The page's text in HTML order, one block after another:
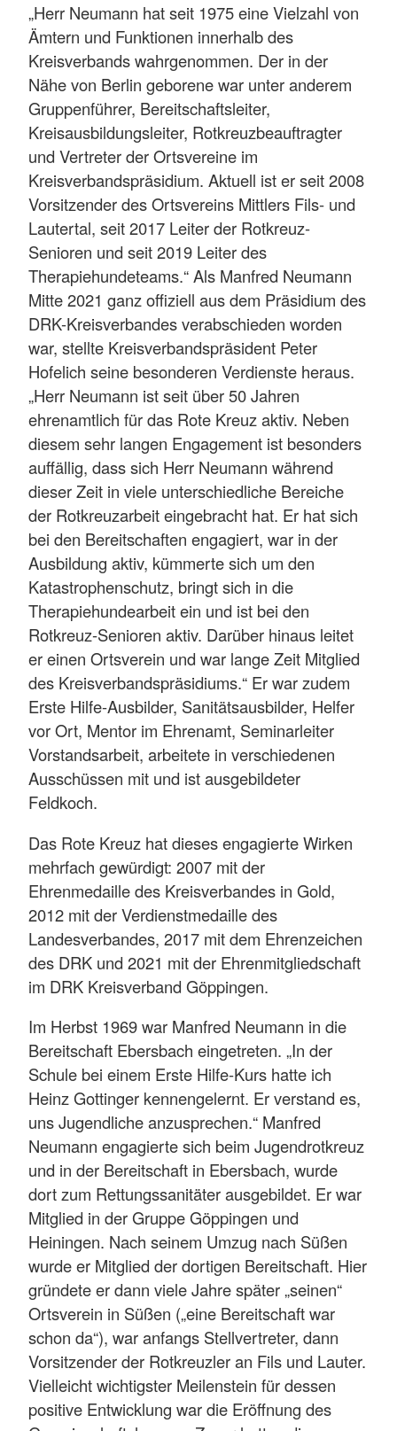
„Herr Neumann hat seit 1975 eine Vielzahl von
Ämtern und Funktionen innerhalb des
Kreisverbands wahrgenommen. Der in der
Nähe von Berlin geborene war unter anderem
Gruppenführer, Bereitschaftsleiter,
Kreisausbildungsleiter, Rotkreuzbeauftragter
und Vertreter der Ortsvereine im
Kreisverbandspräsidium. Aktuell ist er seit 2008
Vorsitzender des Ortsvereins Mittlers Fils- und
Lautertal, seit 2017 Leiter der Rotkreuz-
Senioren und seit 2019 Leiter des
Therapiehundeteams.“ Als Manfred Neumann
Mitte 2021 ganz offiziell aus dem Präsidium des
DRK-Kreisverbandes verabschieden worden
war, stellte Kreisverbandspräsident Peter
Hofelich seine besonderen Verdienste heraus.
„Herr Neumann ist seit über 50 Jahren
ehrenamtlich für das Rote Kreuz aktiv. Neben
diesem sehr langen Engagement ist besonders
auffällig, dass sich Herr Neumann während
dieser Zeit in viele unterschiedliche Bereiche
der Rotkreuzarbeit eingebracht hat. Er hat sich
bei den Bereitschaften engagiert, war in der
Ausbildung aktiv, kümmerte sich um den
Katastrophenschutz, bringt sich in die
Therapiehundearbeit ein und ist bei den
Rotkreuz-Senioren aktiv. Darüber hinaus leitet
er einen Ortsverein und war lange Zeit Mitglied
des Kreisverbandspräsidiums.“ Er war zudem
Erste Hilfe-Ausbilder, Sanitätsausbilder, Helfer
vor Ort, Mentor im Ehrenamt, Seminarleiter
Vorstandsarbeit, arbeitete in verschiedenen
Ausschüssen mit und ist ausgebildeter
Feldkoch.
Das Rote Kreuz hat dieses engagierte Wirken
mehrfach gewürdigt: 2007 mit der
Ehrenmedaille des Kreisverbandes in Gold,
2012 mit der Verdienstmedaille des
Landesverbandes, 2017 mit dem Ehrenzeichen
des DRK und 2021 mit der Ehrenmitgliedschaft
im DRK Kreisverband Göppingen.
Im Herbst 1969 war Manfred Neumann in die
Bereitschaft Ebersbach eingetreten. „In der
Schule bei einem Erste Hilfe-Kurs hatte ich
Heinz Gottinger kennengelernt. Er verstand es,
uns Jugendliche anzusprechen.“ Manfred
Neumann engagierte sich beim Jugendrotkreuz
und in der Bereitschaft in Ebersbach, wurde
dort zum Rettungssanitäter ausgebildet. Er war
Mitglied in der Gruppe Göppingen und
Heiningen. Nach seinem Umzug nach Süßen
wurde er Mitglied der dortigen Bereitschaft. Hier
gründete er dann viele Jahre später „seinen“
Ortsverein in Süßen („eine Bereitschaft war
schon da“), war anfangs Stellvertreter, dann
Vorsitzender der Rotkreuzler an Fils und Lauter.
Vielleicht wichtigster Meilenstein für dessen
positive Entwicklung war die Eröffnung des